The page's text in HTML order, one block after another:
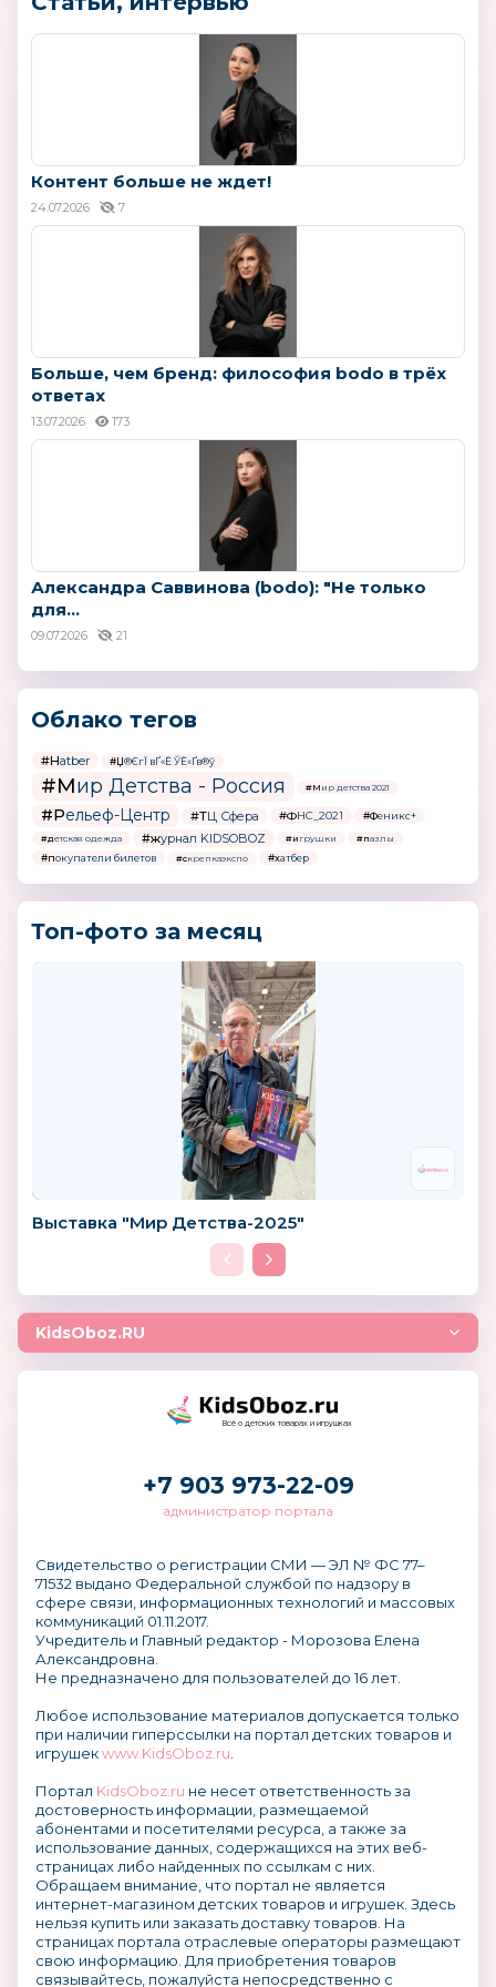
Контент больше не ждет!
24.07.2026 7
Больше, чем бренд: философия bodo в трёх
ответах
13.07.2026 173
Александра Саввинова (bodo): "Не только
для...
09.07.2026 21
Облако тегов
#Hatber #Џ®ЄгЇ вҐ«Ё ЎЁ«Ґв®ў
#Мир Детства - Россия #Мир детства 2021
#Рельеф-Центр #ТЦ Сфера #ФНС_2021 #Феникс+
#детская одежда #журнал KIDSOBOZ #игрушки #пазлы
#покупатели билетов #скрепкаэкспо #хатбер
Топ-фото за месяц
Выставка "Мир Детства-2025"
KidsOboz.RU
Всё о детских товарах и игрушках
+7 903 973-22-09
администратор портала
Свидетельство о регистрации СМИ — ЭЛ № ФС 77–
71532 выдано Федеральной службой по надзору в
сфере связи, информационных технологий и массовых
коммуникаций 01.11.2017.
Учредитель и Главный редактор - Морозова Елена
Александровна.
Не предназначено для пользователей до 16 лет.
Любое использование материалов допускается только
при наличии гиперссылки на портал детских товаров и
игрушекwww.KidsOboz.ru.
Портал KidsOboz.ru не несет ответственность за
достоверность информации, размещаемой
абонентами и посетителями ресурса, а также за
использование данных, содержащихся на этих веб-
страницах либо найденных по ссылкам с них.
Обращаем внимание, что портал не является
интернет-магазином детских товаров и игрушек. Здесь
нельзя купить или заказать доставку товаров. На
страницах портала отраслевые операторы размещают
свою информацию. Для приобретения товаров
связывайтесь, пожалуйста непосредственно с